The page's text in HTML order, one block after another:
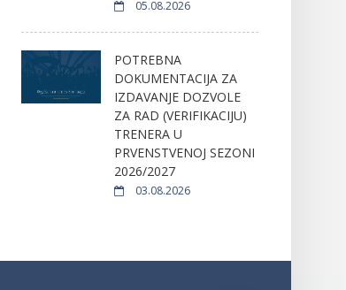
05.08.2026
POTREBNA
DOKUMENTACIJA ZA
IZDAVANJE DOZVOLE
ZA RAD (VERIFIKACIJU)
TRENERA U
PRVENSTVENOJ SEZONI
2026/2027
03.08.2026